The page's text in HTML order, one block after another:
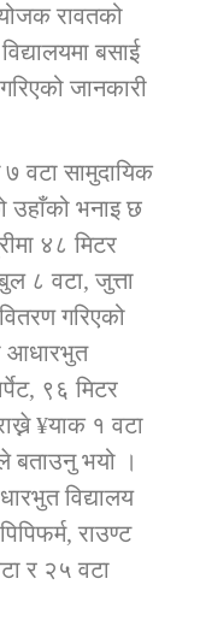
सुचना
रावतको
बसाई
जानकारी
७ वटा सामुदायिक
उहाँको भनाइ छ
४८ मिटर
८ वटा, जुत्ता
गरिएको
आधारभुत
९६ मिटर
¥याक १ वटा
बताउनु भयो ।
विद्यालय
राउण्ट
र २५ वटा